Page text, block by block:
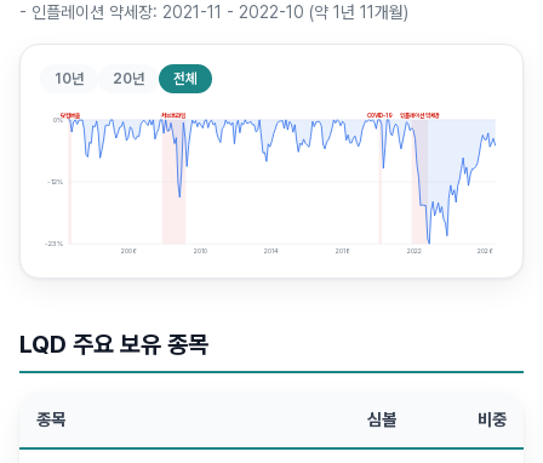
- 인플레이션 약세장: 2021-11 - 2022-10 (약 1년 11개월)
10년 20년 전체
닷컴버블 서브프라임 COVID-19 인플레이션 약세장
0%
-12%
-23%
2006 2010 2014 2018 2022 2026
LQD 주요 보유 종목
종목 심볼 비중